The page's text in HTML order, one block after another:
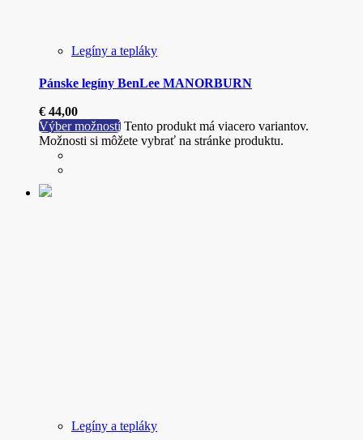
Legíny a tepláky
Pánske legíny BenLee MANORBURN
€ 44,00
Výber možností Tento produkt má viacero variantov.
Možnosti si môžete vybrať na stránke produktu.
Legíny a tepláky